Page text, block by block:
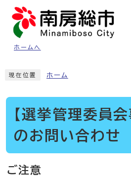
ページの先頭です
ホームへ
現在位置 ホーム
【選挙管理委員
のお問い合わせ
ご注意